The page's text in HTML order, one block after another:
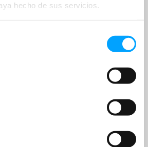
hecho de sus servicios.